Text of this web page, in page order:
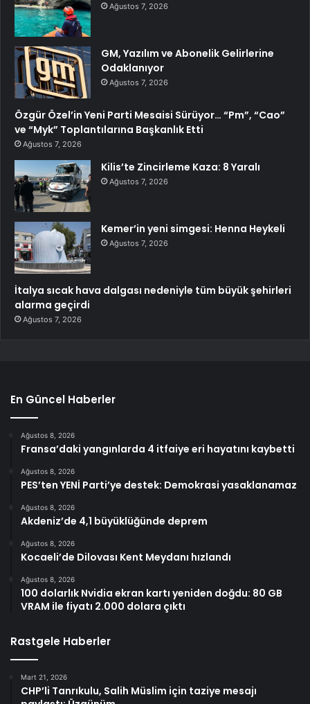
Ağustos 7, 2026
GM, Yazılım ve Abonelik Gelirlerine
Odaklanıyor
Ağustos 7, 2026
Özgür Özel’in Yeni Parti Mesaisi Sürüyor… “Pm”, “Cao”
ve “Myk” Toplantılarına Başkanlık Etti
Ağustos 7, 2026
Kilis’te Zincirleme Kaza: 8 Yaralı
Ağustos 7, 2026
Kemer’in yeni simgesi: Henna Heykeli
Ağustos 7, 2026
İtalya sıcak hava dalgası nedeniyle tüm büyük şehirleri
alarma geçirdi
Ağustos 7, 2026
En Güncel Haberler
Ağustos 8, 2026
Fransa’daki yangınlarda 4 itfaiye eri hayatını kaybetti
Ağustos 8, 2026
PES’ten YENİ Parti’ye destek: Demokrasi yasaklanamaz
Ağustos 8, 2026
Akdeniz’de 4,1 büyüklüğünde deprem
Ağustos 8, 2026
Kocaeli’de Dilovası Kent Meydanı hızlandı
Ağustos 8, 2026
100 dolarlık Nvidia ekran kartı yeniden doğdu: 80 GB
VRAM ile fiyatı 2.000 dolara çıktı
Rastgele Haberler
Mart 21, 2026
CHP’li Tanrıkulu, Salih Müslim için taziye mesajı